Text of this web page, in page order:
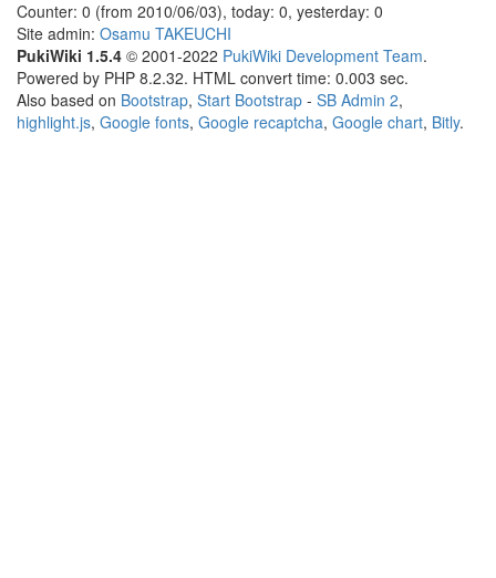
Counter: 0 (from 2010/06/03), today: 0, yesterday: 0
Site admin: Osamu TAKEUCHI
PukiWiki 1.5.4 © 2001-2022 PukiWiki Development Team.
Powered by PHP 8.2.32. HTML convert time: 0.003 sec.
Also based on Bootstrap, Start Bootstrap - SB Admin 2,
highlight.js, Google fonts, Google recaptcha, Google chart, Bitly.